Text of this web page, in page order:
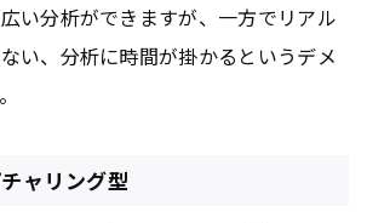
い分析ができますが、一方でリアル
い、分析に時間が掛かるというデメ
ャリング型